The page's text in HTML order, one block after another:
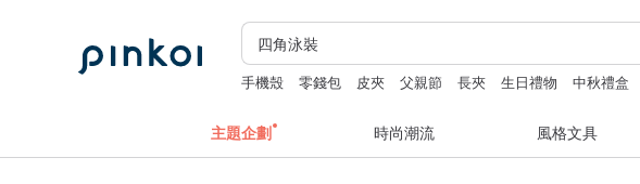
手機殼 零錢包 皮夾 父親節 長夾 生日禮物 中秋禮盒
主題企劃 時尚潮流 風格文具